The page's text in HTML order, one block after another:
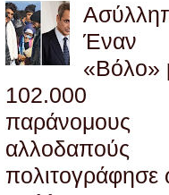
Έναν
«Βόλο»
102.000
παράνομους
αλλοδαπούς
πολιτογράφησε